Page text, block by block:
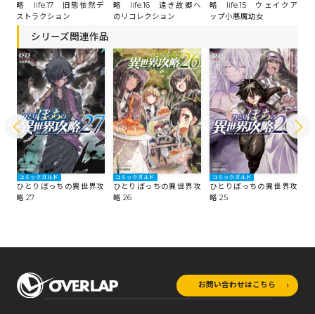
略 life.17 旧態依然デ
ストラクション
略 life.16 遠き故郷へ
のリコレクション
略 life.15 ウェイクア
ップ小悪魔幼女
シリーズ関連作品
コミックガルド
ひとりぼっちの異世界攻
略 27
コミックガルド
ひとりぼっちの異世界攻
略 26
コミックガルド
ひとりぼっちの異世界攻
略 25
お問い合わせはこちら